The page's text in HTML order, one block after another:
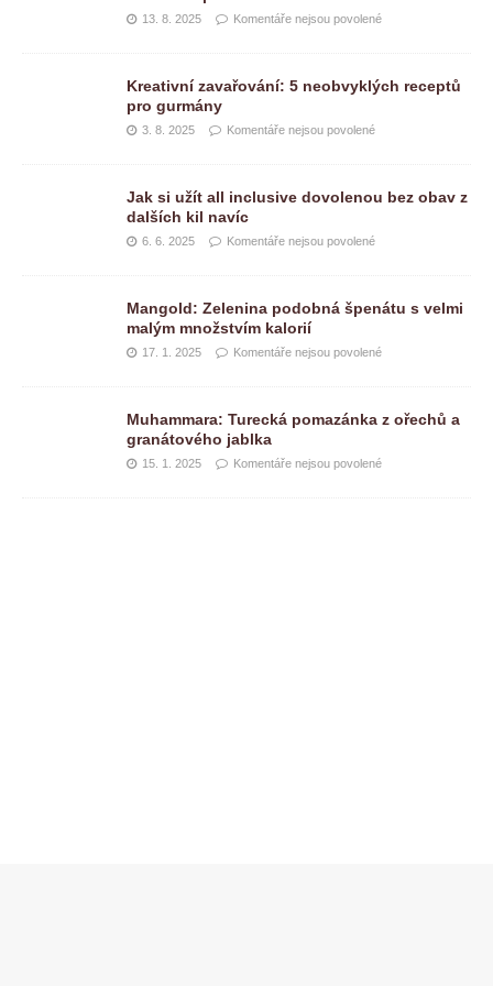
13. 8. 2025 Komentáře nejsou povolené
Kreativní zavařování: 5 neobvyklých receptů
pro gurmány
3. 8. 2025 Komentáře nejsou povolené
Jak si užít all inclusive dovolenou bez obav z
dalších kil navíc
6. 6. 2025 Komentáře nejsou povolené
Mangold: Zelenina podobná špenátu s velmi
malým množstvím kalorií
17. 1. 2025 Komentáře nejsou povolené
Muhammara: Turecká pomazánka z ořechů a
granátového jablka
15. 1. 2025 Komentáře nejsou povolené